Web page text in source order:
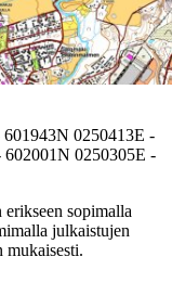
0250413E -
0250305E -
sopimalla
julkaistujen
mukaisesti.